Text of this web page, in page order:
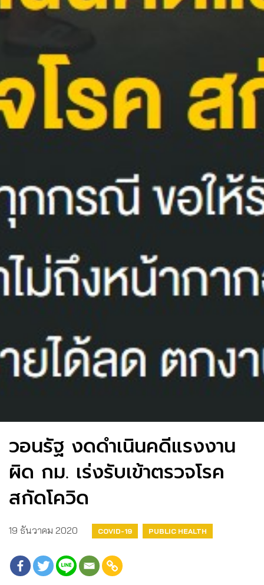
วอนรัฐ งดดำเนินคดีแรงงาน
ผิด​ กม. เร่งรับเข้าตรวจโรค
สกัดโควิด
19 ธันวาคม 2020 COVID-19 PUBLIC HEALTH